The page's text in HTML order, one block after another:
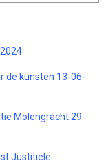
de kunsten 13-06-
Molengracht 29-
Justitiële